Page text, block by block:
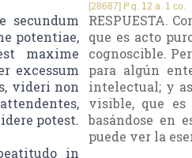
secundum
potentiae,
maxime
excessum
videri non
potest.
in
[28687] Iª q. 12 a. 1 co.
RESPUESTA.
que es acto
cognoscible.
para algún
intelectual; y
visible, que es
basándose en
puede ver la